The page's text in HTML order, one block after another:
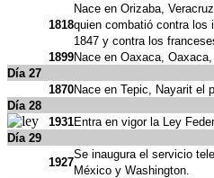
1818
Nace en Orizaba,
quien combatió contra los
1847 y contra los
1899Nace en Oaxaca,
Día 27
1870Nace en Tepic, Nayarit el
Día 28
1931Entra en vigor la Ley
Día 29
1927
Se inaugura el servicio
México y Washington.